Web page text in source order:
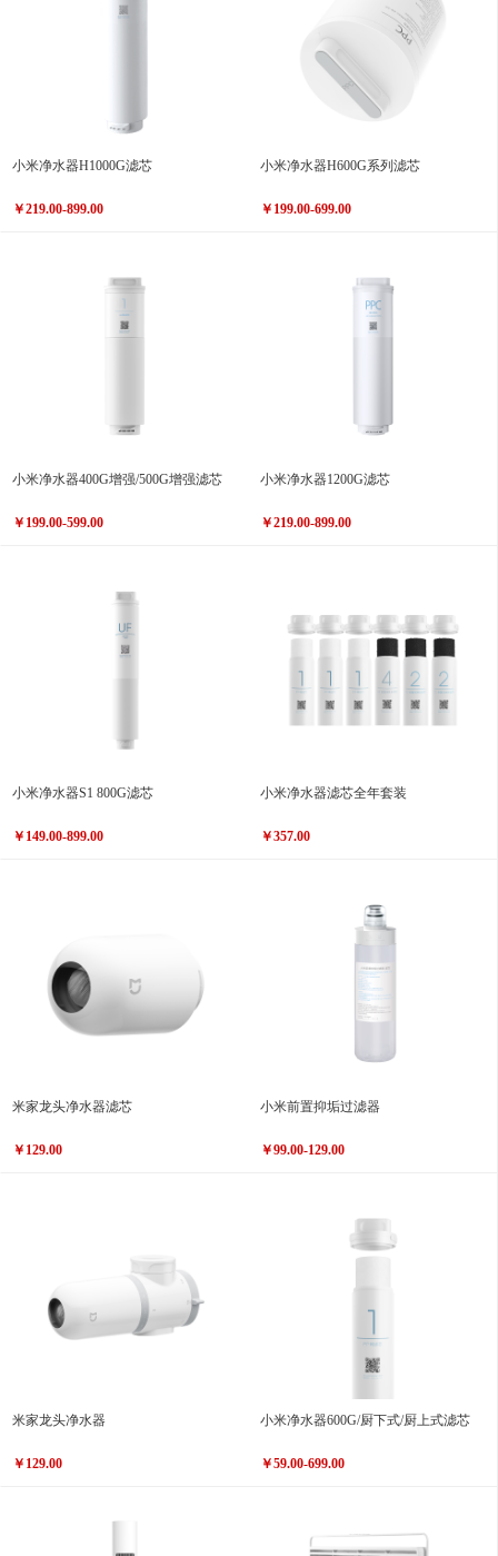
小米净水器H1000G滤芯
￥219.00-899.00
小米净水器H600G系列滤芯
￥199.00-699.00
小米净水器400G增强/500G增强滤芯
￥199.00-599.00
小米净水器1200G滤芯
￥219.00-899.00
小米净水器S1 800G滤芯
￥149.00-899.00
小米净水器滤芯全年套装
￥357.00
米家龙头净水器滤芯
￥129.00
小米前置抑垢过滤器
￥99.00-129.00
米家龙头净水器
￥129.00
小米净水器600G/厨下式/厨上式滤芯
￥59.00-699.00